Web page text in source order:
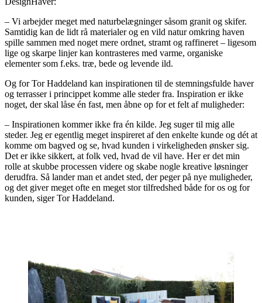
– Vi arbejder meget med naturbelægninger såsom granit og skifer.
Samtidig kan de lidt rå materialer og en vild natur omkring haven
spille sammen med noget mere ordnet, stramt og raffineret – ligesom
lige og skarpe linjer kan kontrasteres med varme, organiske
elementer som f.eks. træ, bede og levende ild.
Og for Tor Haddeland kan inspirationen til de stemningsfulde haver
og terrasser i princippet komme alle steder fra. Inspiration er ikke
noget, der skal låse én fast, men åbne op for et felt af muligheder:
– Inspirationen kommer ikke fra én kilde. Jeg suger til mig alle
steder. Jeg er egentlig meget inspireret af den enkelte kunde og dét at
komme om bagved og se, hvad kunden i virkeligheden ønsker sig.
Det er ikke sikkert, at folk ved, hvad de vil have. Her er det min
rolle at skubbe processen videre og skabe nogle kreative løsninger
derudfra. Så lander man et andet sted, der peger på nye muligheder,
og det giver meget ofte en meget stor tilfredshed både for os og for
kunden, siger Tor Haddeland.